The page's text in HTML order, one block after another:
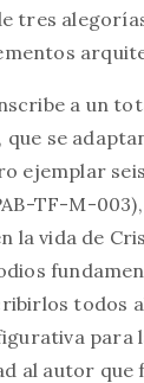
tres
a un
se
ejemplar
TF-M-
la vida de
todos
al autor que